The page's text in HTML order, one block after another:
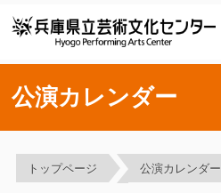
公演カレンダー
トップページ 公演カレンダー